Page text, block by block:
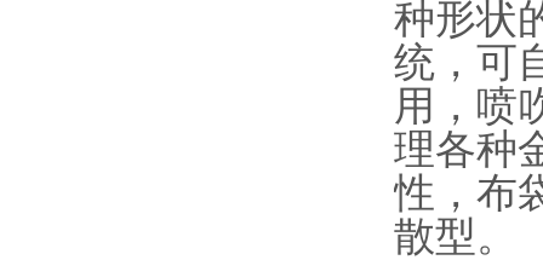
种形状
统，可
用，喷
理各种
性，布
散型。